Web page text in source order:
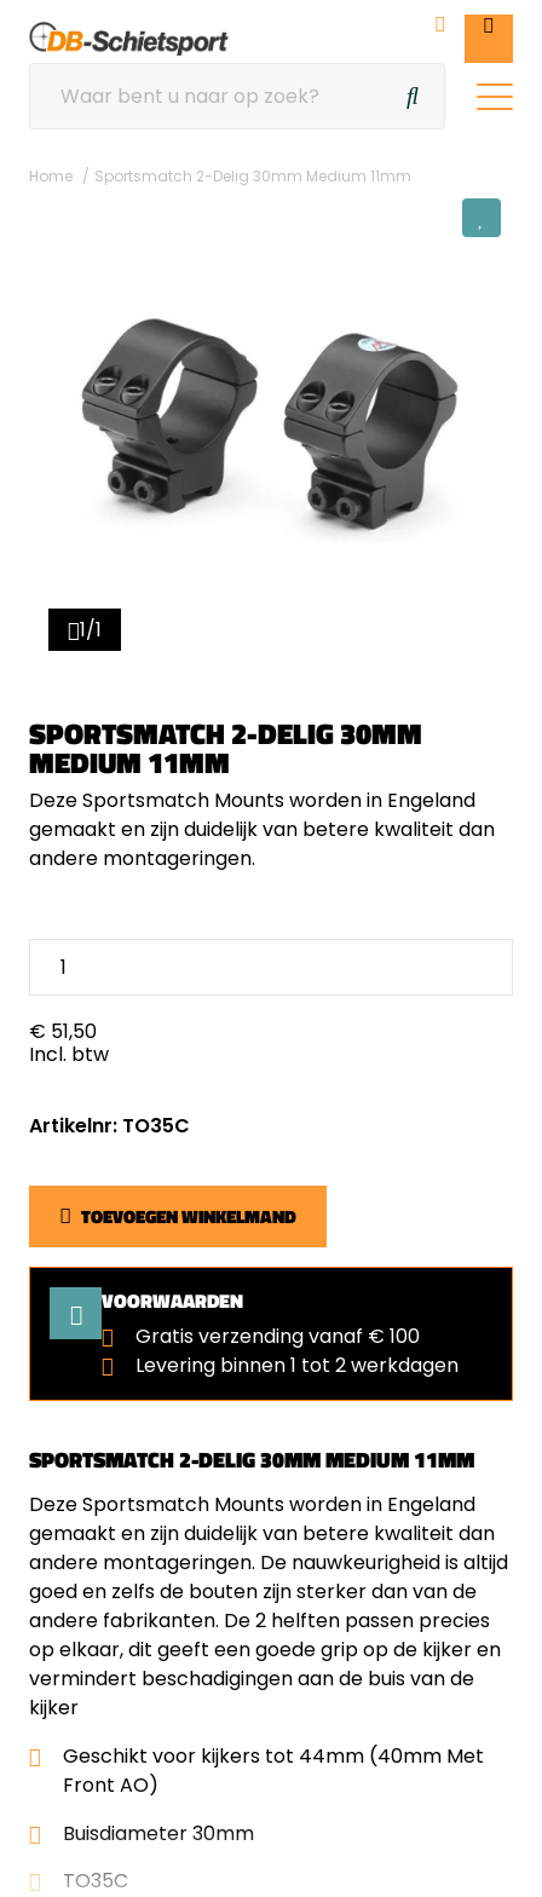
Home Sportsmatch 2-Delig 30mm Medium 11mm
SPORTSMATCH 2-DELIG 30MM MEDIUM 11MM
Deze Sportsmatch Mounts worden in Engeland
gemaakt en zijn duidelijk van betere kwaliteit dan
andere montageringen. De nauwkeurigheid is altijd
goed en zelfs de bouten zijn sterker dan van de
andere fabrikanten. De 2 helften passen precies
op elkaar, dit geeft een goede grip op de kijker en
vermindert beschadigingen aan de buis van de
kijker
Geschikt voor kijkers tot 44mm (40mm Met
Front AO)
Buisdiameter 30mm
TO35C
1/1
SPORTSMATCH 2-DELIG 30MM
MEDIUM 11MM
Deze Sportsmatch Mounts worden in Engeland
gemaakt en zijn duidelijk van betere kwaliteit dan
andere montageringen.
€ 51,50
Incl. btw
Artikelnr: TO35C
TOEVOEGEN WINKELMAND
VOORWAARDEN
Gratis verzending vanaf € 100
Levering binnen 1 tot 2 werkdagen